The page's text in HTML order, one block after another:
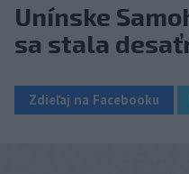
Unínske
sa stala
Zdieľaj na Facebooku